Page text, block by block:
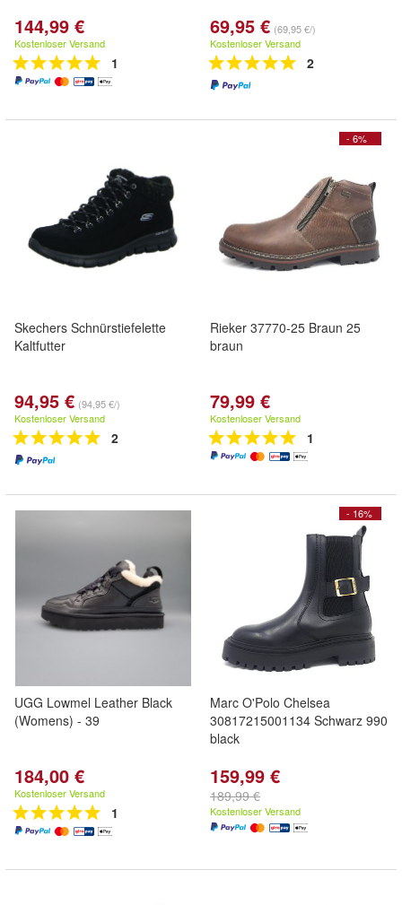
144,99 €
Kostenloser Versand
1
69,95 € (69,95 €/)
Kostenloser Versand
2
Skechers Schnürstiefelette
Kaltfutter
94,95 € (94,95 €/)
Kostenloser Versand
2
- 6%
Rieker 37770-25 Braun 25
braun
79,99 €
Kostenloser Versand
1
UGG Lowmel Leather Black
(Womens) - 39
184,00 €
Kostenloser Versand
1
- 16%
Marc O'Polo Chelsea
30817215001134 Schwarz 990
black
159,99 €
189,99 €
Kostenloser Versand